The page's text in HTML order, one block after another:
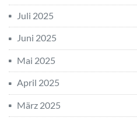
Juli 2025
Juni 2025
Mai 2025
April 2025
März 2025